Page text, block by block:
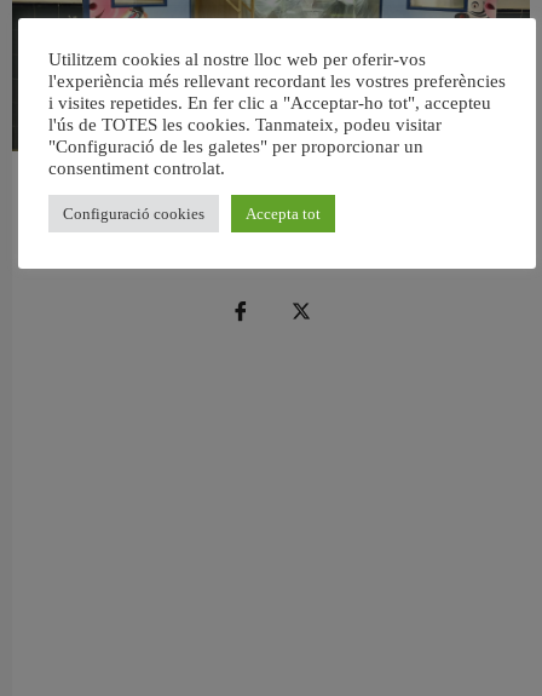
les aules
5 agost, 2026
Utilitzem cookies al nostre lloc web per oferir-vos
l'experiència més rellevant recordant les vostres preferències
i visites repetides. En fer clic a "Acceptar-ho tot", accepteu
l'ús de TOTES les cookies. Tanmateix, podeu visitar
"Configuració de les galetes" per proporcionar un
consentiment controlat.
Configuració cookies Accepta tot